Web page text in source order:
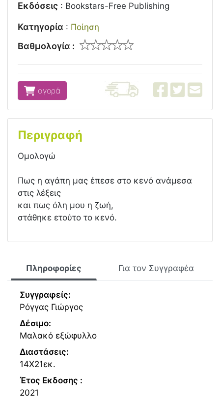
Εκδόσεις : Bookstars-Free Publishing
Κατηγορία : Ποίηση
Βαθμολογία :
αγορά
Περιγραφή
Ομολογώ
Πως η αγάπη μας έπεσε στο κενό ανάμεσα
στις λέξεις
και πως όλη μου η ζωή,
στάθηκε ετούτο το κενό.
Πληροφορίες Για τον Συγγραφέα
Συγγραφείς:
Ρόγγας Γιώργος
Δέσιμο:
Μαλακό εξώφυλλο
Διαστάσεις:
14Χ21εκ.
Έτος Εκδοσης :
2021